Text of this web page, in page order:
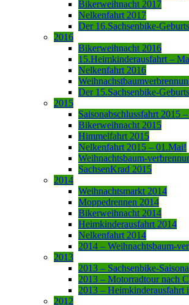
Bikerweihnacht 2017
Nelkenfahrt 2017
Der 16.Sachsenbike-
2016
Bikerweihnacht 2016
15.Heimkinderausfahrt –
Nelkenfahrt 2016
Der 15.Sachsenbike-
2015
Saisonabschlussfahrt 2015
Bikerweihnacht 2015
Himmelfahrt 2015
Nelkenfahrt 2015 – 01.Mai!
Weihnachtsbaum-
SachsenKrad 2015
2014
Weihnachtsmarkt 2014
Moppedrennen 2014
Bikerweihnacht 2014
Heimkinderausfahrt 2014
Nelkenfahrt 2014
2014 – Weihnachtsbaum-
2013
2013 – Sachsenbike-
2013 – Motorradtour nach
2013 – Heimkinderausfahrt
2012